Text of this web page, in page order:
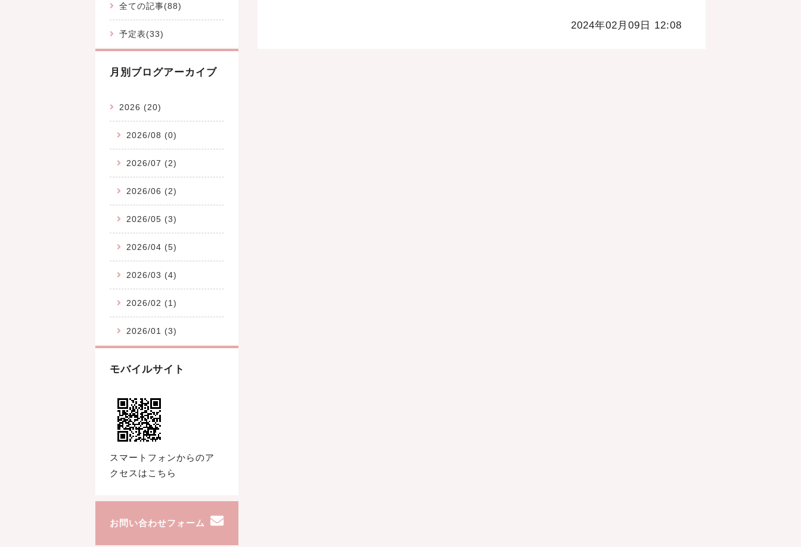
2024年02月09日 12:08
全ての記事(88)
予定表(33)
月別ブログアーカイブ
2026 (20)
2026/08 (0)
2026/07 (2)
2026/06 (2)
2026/05 (3)
2026/04 (5)
2026/03 (4)
2026/02 (1)
2026/01 (3)
モバイルサイト
スマートフォンからのア
クセスはこちら
お問い合わせフォーム